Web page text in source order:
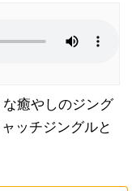
癒やしのジング
ッチジングルと